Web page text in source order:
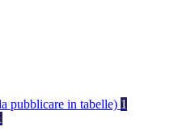
pubblicare in tabelle) 1